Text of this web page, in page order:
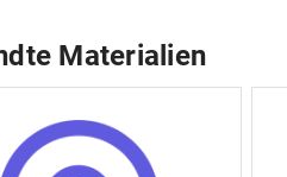
Materialien